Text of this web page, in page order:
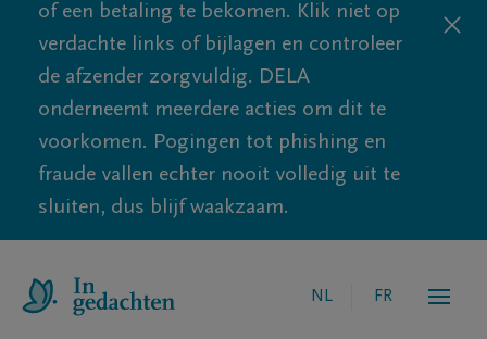
of een betaling te bekomen. Klik niet op
verdachte links of bijlagen en controleer
de afzender zorgvuldig. DELA
onderneemt meerdere acties om dit te
voorkomen. Pogingen tot phishing en
fraude vallen echter nooit volledig uit te
sluiten, dus blijf waakzaam.
NL FR